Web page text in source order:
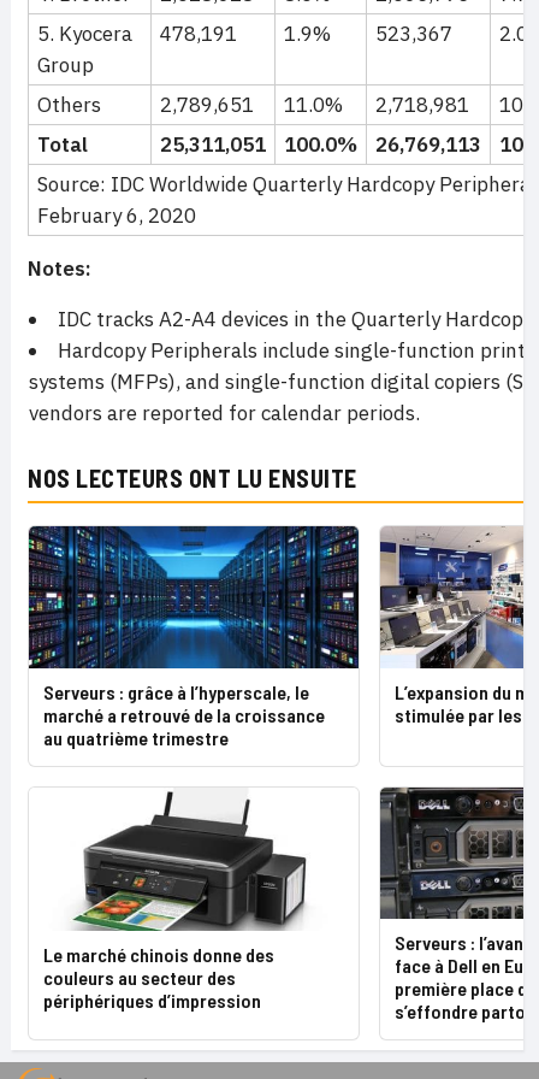
5. Kyocera
Group
478,191 1.9% 523,367
Others 2,789,651 11.0% 2,718,981
Total
25,311,051 100.0% 26,769,113
Source: IDC Worldwide Quarterly Hardcopy
February 6, 2020
Notes:
IDC tracks A2-A4 devices in the Quarterly
Hardcopy Peripherals include single-function
systems (MFPs), and single-function digital copiers
vendors are reported for calendar periods.
NOS LECTEURS ONT LU ENSUITE
Serveurs : grâce à l’hyperscale, le
marché a retrouvé de la croissance
au quatrième trimestre
L’expansion du
stimulée par les
Le marché chinois donne des
couleurs au secteur des
périphériques d’impression
Serveurs :
face à Dell en
première place
s’effondre